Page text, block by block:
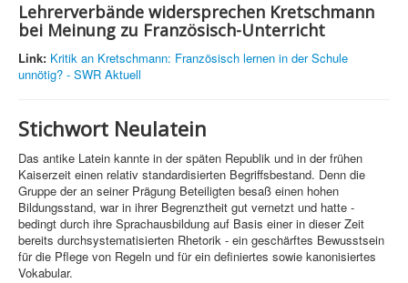
Lehrerverbände widersprechen Kretschmann
bei Meinung zu Französisch-Unterricht
Link: Kritik an Kretschmann: Französisch lernen in der Schule
unnötig? - SWR Aktuell
Stichwort Neulatein
Das antike Latein kannte in der späten Republik und in der frühen
Kaiserzeit einen relativ standardisierten Begriffsbestand. Denn die
Gruppe der an seiner Prägung Beteiligten besaß einen hohen
Bildungsstand, war in ihrer Begrenztheit gut vernetzt und hatte -
bedingt durch ihre Sprachausbildung auf Basis einer in dieser Zeit
bereits durchsystematisierten Rhetorik - ein geschärftes Bewusstsein
für die Pflege von Regeln und für ein definiertes sowie kanonisiertes
Vokabular.